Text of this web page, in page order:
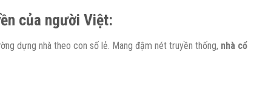
của người Việt:
dựng nhà theo con số lẻ. Mang đậm nét truyền thống, nhà cổ